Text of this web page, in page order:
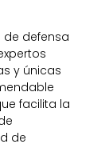
defensa
y únicas
facilita la
de